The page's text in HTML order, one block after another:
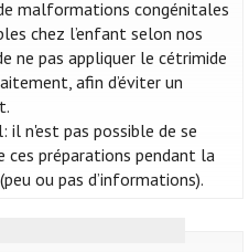
malformations congénitales
chez l’enfant selon nos
ne pas appliquer le cétrimide
afin d’éviter un
n'est pas possible de se
ces préparations pendant la
ou pas d’informations).